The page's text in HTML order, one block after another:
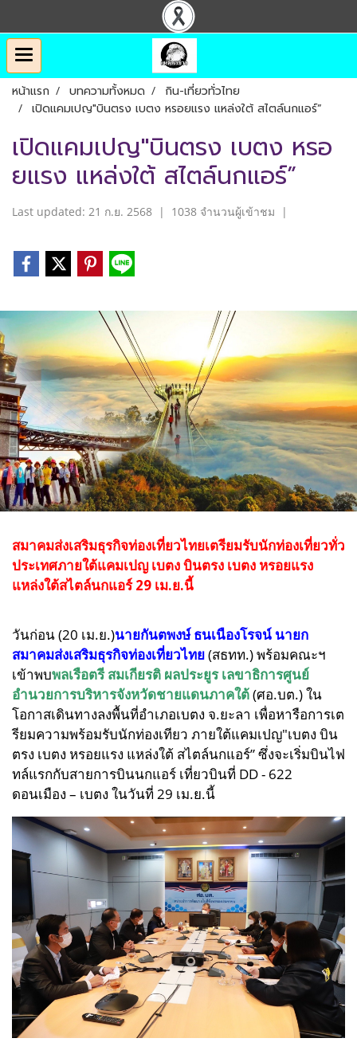
หน้าแรก บทความทั้งหมด
กิน-เที่ยวทั่วไทย
เปิดแคมเปญ"บินตรง เบตง หรอยแรง แหล่งใต้ สไตล์นกแอร์”
เปิดแคมเปญ"บินตรง เบตง หรอ
ยแรง แหล่งใต้ สไตล์นกแอร์”
Last updated: 21 ก.ย. 2568 | 1038 จำนวนผู้เข้าชม |
สมาคมส่งเสริมธุรกิจท่องเที่ยวไทยเตรียมรับนักท่องเที่ยวทั่ว
ประเทศภายใต้แคมเปญ เบตง บินตรง เบตง หรอยแรง
แหล่งใต้สไตล์นกแอร์ 29 เม.ย.นี้
วันก่อน (20 เม.ย.)นายกันตพงษ์ ธนเนืองโรจน์ นายก
สมาคมส่งเสริมธุรกิจท่องเที่ยวไทย(สธทท.) พร้อมคณะฯ
เข้าพบพลเรือตรี สมเกียรติ ผลประยูร เลขาธิการศูนย์
อำนวยการบริหารจังหวัดชายแดนภาคใต้(ศอ.บต.) ใน
โอกาสเดินทางลงพื้นที่อำเภอเบตง จ.ยะลา เพื่อหารือการเต
รียมความพร้อมรับนักท่องเทียว ภายใต้แคมเปญ"เบตง บิน
ตรง เบตง หรอยแรง แหล่งใต้ สไตล์นกแอร์” ซึ่งจะเริ่มบินไฟ
ทล์แรกกับสายการบินนกแอร์ เที่ยวบินที่ DD - 622
ดอนเมือง – เบตง ในวันที่ 29 เม.ย.นี้